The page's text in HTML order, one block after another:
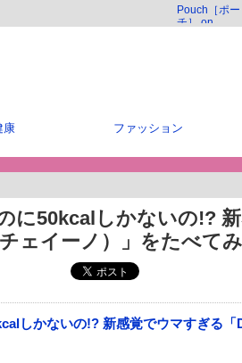
Pouch［ポー
チ］ on
康 ファッション
に50kcalしかないの!?
ェイーノ）」をたべて